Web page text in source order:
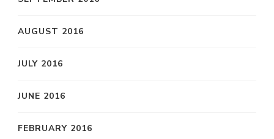
AUGUST 2016
JULY 2016
JUNE 2016
FEBRUARY 2016